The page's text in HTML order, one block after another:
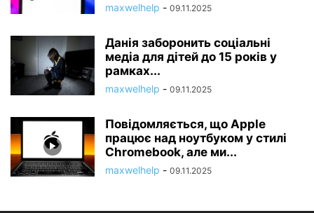
maxwelhelp - 09.11.2025
Данія заборонить соціальні
медіа для дітей до 15 років у
рамках...
maxwelhelp - 09.11.2025
Повідомляється, що Apple
працює над ноутбуком у стилі
Chromebook, але ми...
maxwelhelp - 09.11.2025